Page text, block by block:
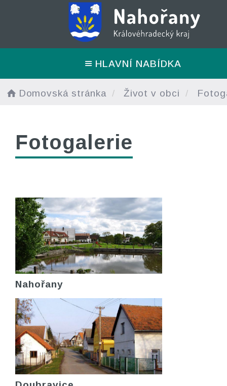
HLAVNÍ NABÍDKA
Domovská stránka Život v obci
Fotogalerie
Nahořany